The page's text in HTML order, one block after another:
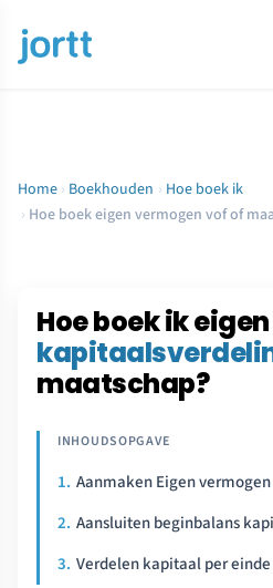
Home › Boekhouden › Hoe boek ik
› Hoe boek eigen vermogen vof of
Hoe boek ik
maatschap?
Aanmaken Eigen
Aansluiten beginbalans
Verdelen kapitaal per